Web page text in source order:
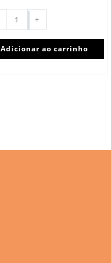
+
Adicionar ao carrinho